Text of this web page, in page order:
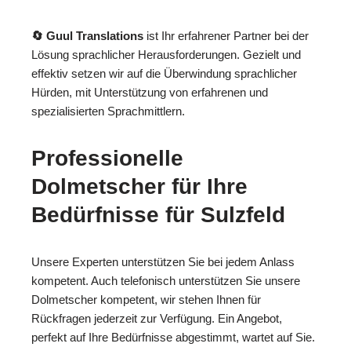
🔄 Guul Translations ist Ihr erfahrener Partner bei der
Lösung sprachlicher Herausforderungen. Gezielt und
effektiv setzen wir auf die Überwindung sprachlicher
Hürden, mit Unterstützung von erfahrenen und
spezialisierten Sprachmittlern.
Professionelle
Dolmetscher für Ihre
Bedürfnisse für Sulzfeld
Unsere Experten unterstützen Sie bei jedem Anlass
kompetent. Auch telefonisch unterstützen Sie unsere
Dolmetscher kompetent, wir stehen Ihnen für
Rückfragen jederzeit zur Verfügung. Ein Angebot,
perfekt auf Ihre Bedürfnisse abgestimmt, wartet auf Sie.